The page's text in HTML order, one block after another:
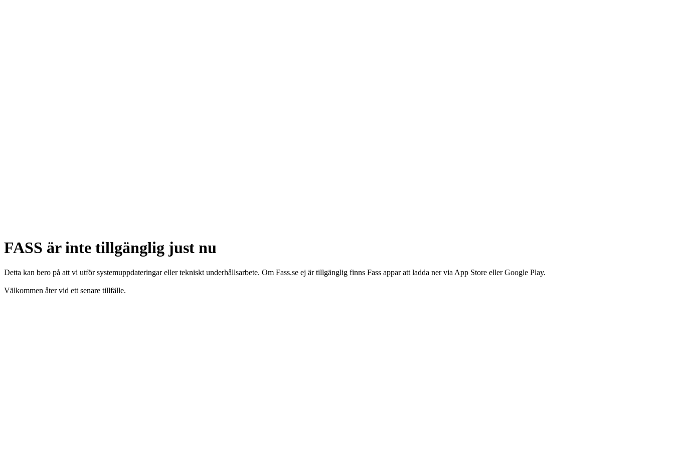
FASS är inte tillgänglig just nu
Detta kan bero på att vi utför systemuppdateringar eller tekniskt underhållsarbete. Om Fass.se ej är tillgänglig finns Fass appar att ladda ner via App Store eller Google Play.
Välkommen åter vid ett senare tillfälle.